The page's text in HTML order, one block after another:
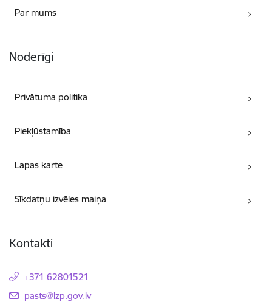
Par mums
Noderīgi
Privātuma politika
Piekļūstamība
Lapas karte
Sīkdatņu izvēles maiņa
Kontakti
+371 62801521
E-pasts:
pasts@lzp.gov.lv